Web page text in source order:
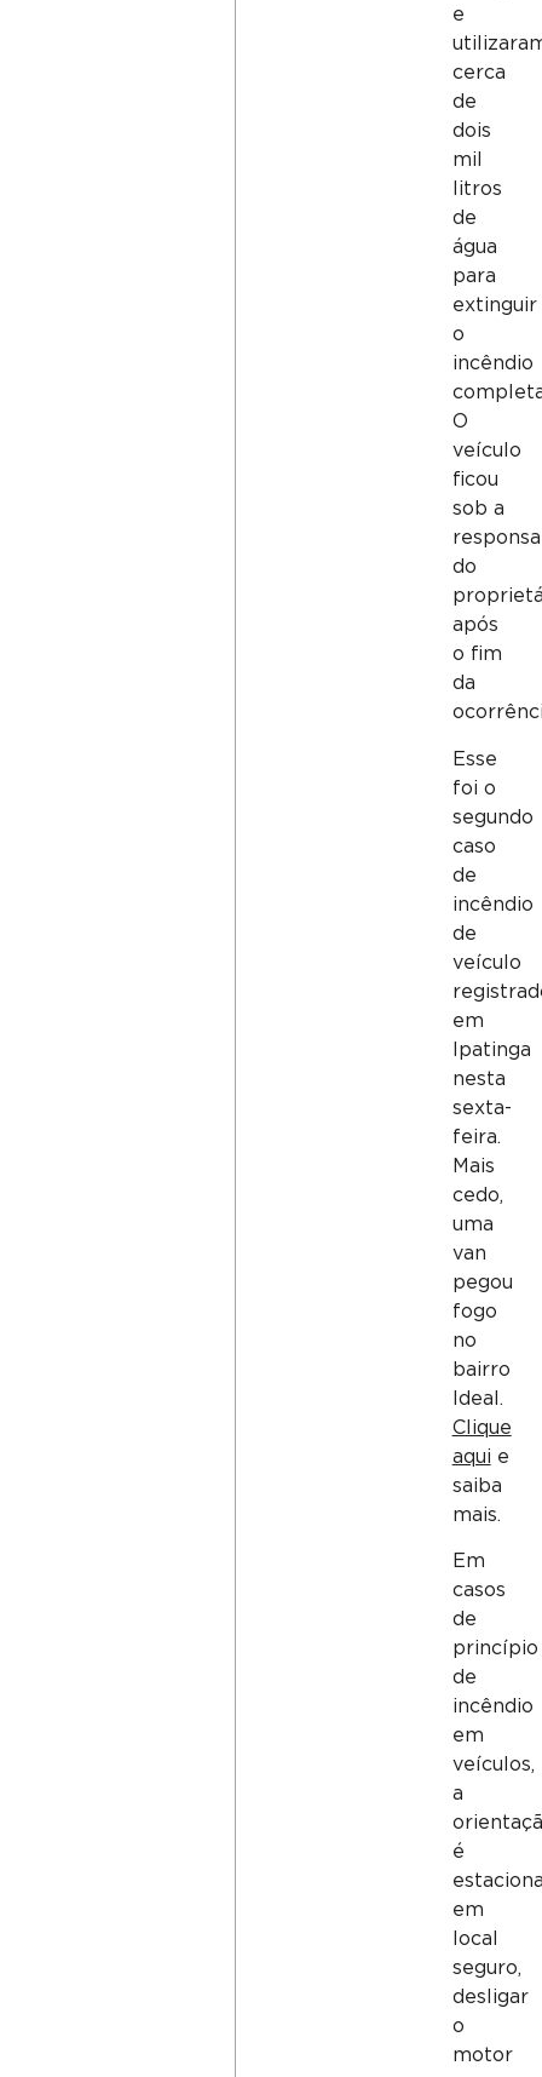
e
cerca
de
dois
mil
litros
de
água
para
extinguir
o
incêndio
O
veículo
ficou
sob a
do
após
o fim
da
Esse
foi o
segundo
caso
de
incêndio
de
veículo
em
Ipatinga
nesta
sexta-
feira.
Mais
cedo,
uma
van
pegou
fogo
no
bairro
Ideal.
Clique
aqui e
saiba
mais.
Em
casos
de
princípio
de
incêndio
em
veículos,
a
é
em
local
seguro,
desligar
o
motor